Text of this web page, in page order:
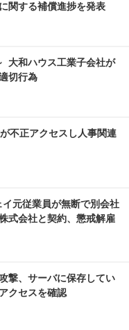
関する補償進捗を発表
大和ハウス工業子会社が
切行為
不正アクセスし人事関連
元従業員が無断で別会社
式会社と契約、懲戒解雇
撃、サーバに保存してい
クセスを確認